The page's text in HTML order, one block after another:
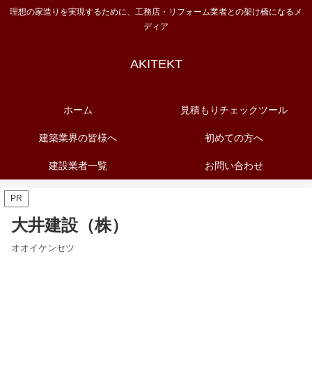
理想の家造りを実現するために、工務店・リフォーム業者との架け橋になるメ
ディア
AKITEKT
ホーム 見積もりチェックツール
建築業界の皆様へ 初めての方へ
建設業者一覧 お問い合わせ
PR
大井建設（株）
オオイケンセツ